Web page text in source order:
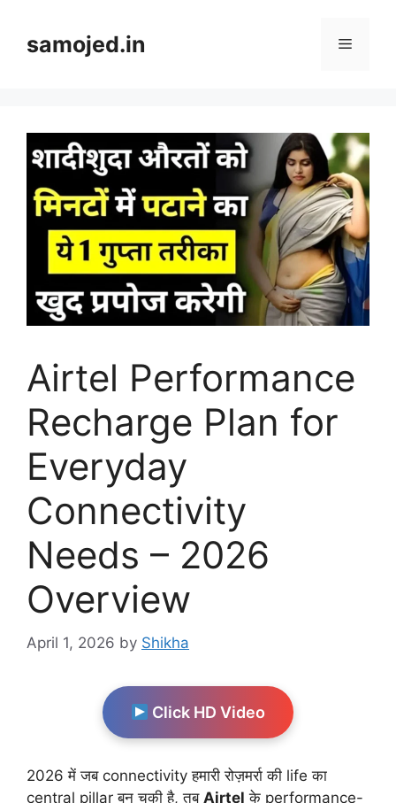
contentsamojed.in Menu
Airtel Performance
Recharge Plan for
Everyday
Connectivity
Needs – 2026
Overview
April 1, 2026 by Shikha
Click HD Video
2026 में जब connectivity हमारी रोज़मर्रा की life का
central pillar बन चुकी है, तब Airtel के performance-